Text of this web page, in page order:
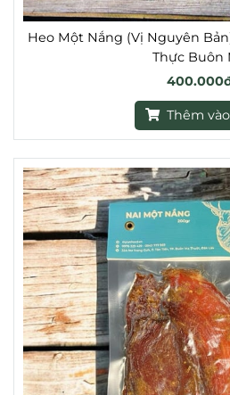
Heo Một Nắng (Vị Nguyên
Thực Buôn
Thêm